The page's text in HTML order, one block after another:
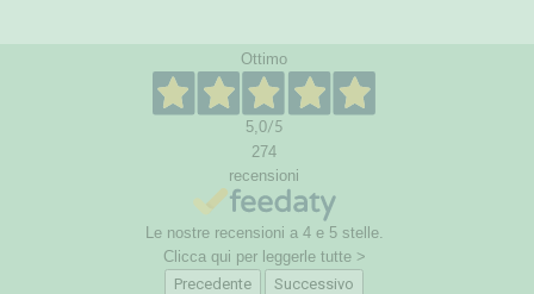
Ottimo
5,0/5
274
recensioni
Le nostre recensioni a 4 e 5 stelle.
Clicca qui per leggerle tutte >
Precedente
Successivo